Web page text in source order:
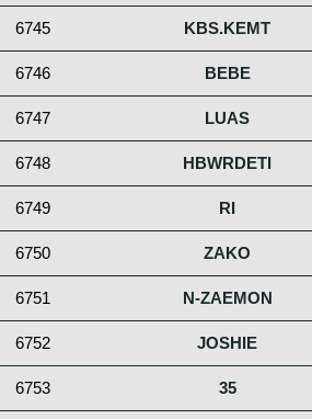
6745 KBS.KEMT
6746 BEBE
6747 LUAS
6748 HBWRDETI
6749 RI
6750 ZAKO
6751 N-ZAEMON
6752 JOSHIE
6753 35